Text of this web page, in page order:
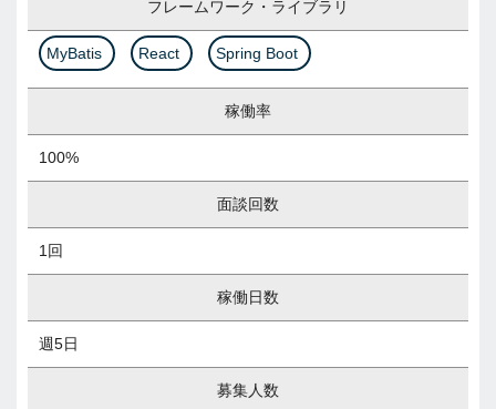
フレームワーク・ライブラリ
MyBatis React Spring Boot
稼働率
100%
面談回数
1回
稼働日数
週5日
募集人数